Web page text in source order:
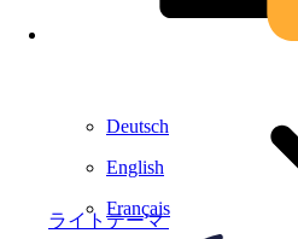
ライトテーマ
Deutsch
English
Français